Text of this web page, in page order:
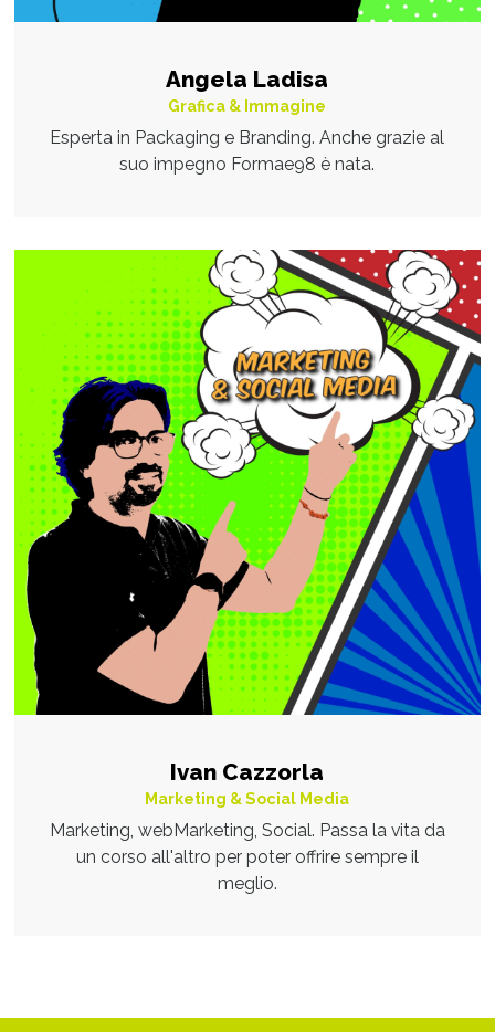
Angela Ladisa
Grafica & Immagine
Esperta in Packaging e Branding. Anche grazie al
suo impegno Formae98 è nata.
Ivan Cazzorla
Marketing & Social Media
Marketing, webMarketing, Social. Passa la vita da
un corso all'altro per poter offrire sempre il
meglio.